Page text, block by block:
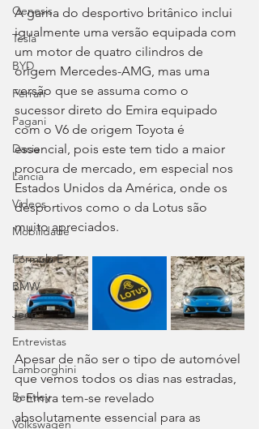
Genesis
Tesla
BYD
Ferrari
Pagani
Dacia
Lancia
Videos
Mobilidade
Fórmula E
BMW
Jeep
Entrevistas
Lamborghini
Bentley
Volkswagen
A gama do desportivo britânico inclui
igualmente uma versão equipada com
um motor de quatro cilindros de
origem Mercedes-AMG, mas uma
versão que se assuma como o
sucessor direto do Emira equipado
com o V6 de origem Toyota é
essencial, pois este tem tido a maior
procura de mercado, em especial nos
Estados Unidos da América, onde os
desportivos como o da Lotus são
muito apreciados.
Apesar de não ser o tipo de automóvel
que vemos todos os dias nas estradas,
o Emira tem-se revelado
absolutamente essencial para as